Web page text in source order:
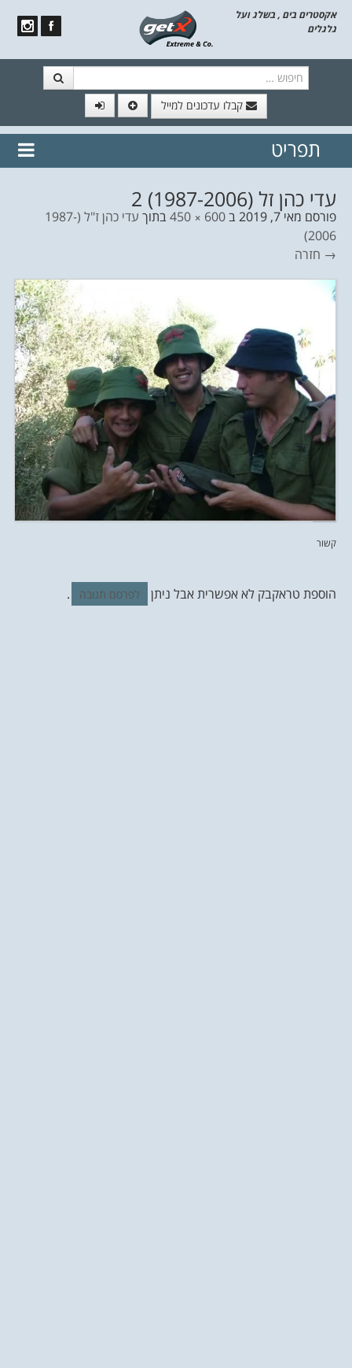
אקסטרים בים , בשלג ועל
גלגלים
קבלו עדכונים למייל
// הצטרף לרשימת תפוצה!
נשמח
תפריט
עדי כהן זל (1987-2006) 2
פורסם מאי 7, 2019 ב600 × 450 בתוך
עדי כהן ז"ל (1987-
2006)
→ חזרה
קשור
הוספת טראקבק לא אפשרית אבל ניתן לפרסם תגובה .